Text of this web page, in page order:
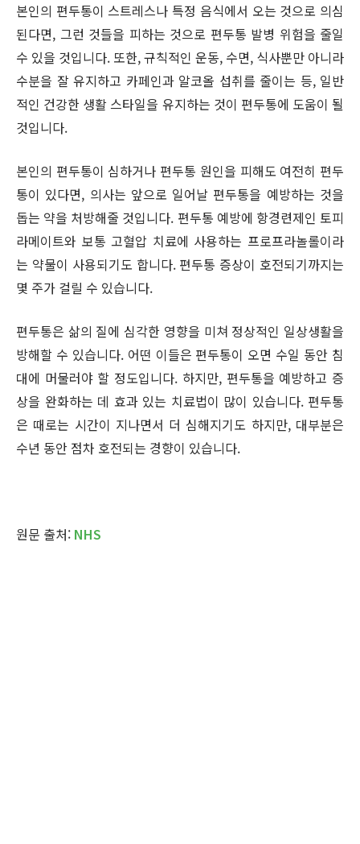
본인의 편두통이 스트레스나 특정 음식에서 오는 것으로 의심
된다면, 그런 것들을 피하는 것으로 편두통 발병 위험을 줄일
수 있을 것입니다. 또한, 규칙적인 운동, 수면, 식사뿐만 아니라
수분을 잘 유지하고 카페인과 알코올 섭취를 줄이는 등, 일반
적인 건강한 생활 스타일을 유지하는 것이 편두통에 도움이 될
것입니다.
본인의 편두통이 심하거나 편두통 원인을 피해도 여전히 편두
통이 있다면, 의사는 앞으로 일어날 편두통을 예방하는 것을
돕는 약을 처방해줄 것입니다. 편두통 예방에 항경련제인 토피
라메이트와 보통 고혈압 치료에 사용하는 프로프라놀롤이라
는 약물이 사용되기도 합니다. 편두통 증상이 호전되기까지는
몇 주가 걸릴 수 있습니다.
편두통은 삶의 질에 심각한 영향을 미쳐 정상적인 일상생활을
방해할 수 있습니다. 어떤 이들은 편두통이 오면 수일 동안 침
대에 머물러야 할 정도입니다. 하지만, 편두통을 예방하고 증
상을 완화하는 데 효과 있는 치료법이 많이 있습니다. 편두통
은 때로는 시간이 지나면서 더 심해지기도 하지만, 대부분은
수년 동안 점차 호전되는 경향이 있습니다.
원문 출처: NHS